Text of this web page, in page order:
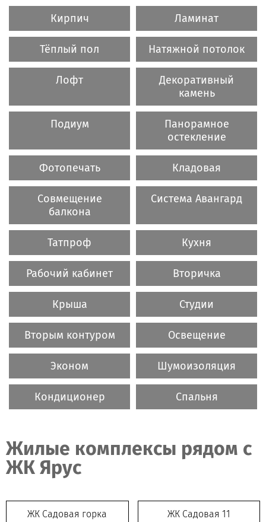
Кирпич Ламинат
Тёплый пол Натяжной потолок
Лофт
Декоративный
камень
Подиум
Панорамное
остекление
Фотопечать Кладовая
Совмещение
балкона
Система Авангард
Татпроф Кухня
Рабочий кабинет Вторичка
Крыша Студии
Вторым контуром Освещение
Эконом Шумоизоляция
Кондиционер Спальня
Жилые комплексы рядом c
ЖК Ярус
ЖК Садовая горка ЖК Садовая 11